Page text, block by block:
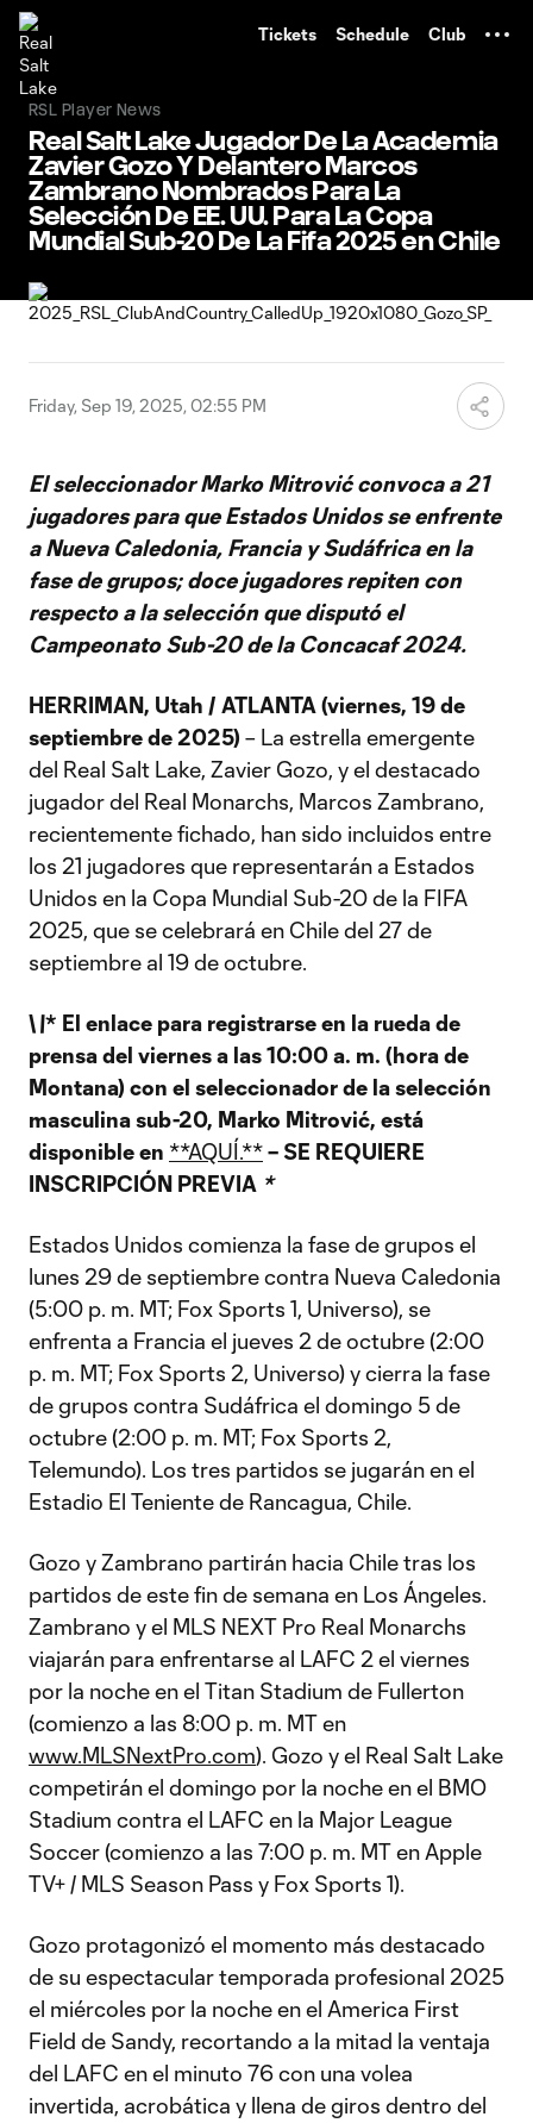
Tickets Schedule Club
RSL Player News
Real Salt Lake Jugador De La Academia
Zavier Gozo Y Delantero Marcos
Zambrano Nombrados Para La
Selección De EE. UU. Para La Copa
Mundial Sub-20 De La Fifa 2025 en Chile
Friday, Sep 19, 2025, 02:55 PM
El seleccionador Marko Mitrović convoca a 21
jugadores para que Estados Unidos se enfrente
a Nueva Caledonia, Francia y Sudáfrica en la
fase de grupos; doce jugadores repiten con
respecto a la selección que disputó el
Campeonato Sub-20 de la Concacaf 2024.
HERRIMAN, Utah / ATLANTA (viernes, 19 de
septiembre de 2025) – La estrella emergente
del Real Salt Lake, Zavier Gozo, y el destacado
jugador del Real Monarchs, Marcos Zambrano,
recientemente fichado, han sido incluidos entre
los 21 jugadores que representarán a Estados
Unidos en la Copa Mundial Sub-20 de la FIFA
2025, que se celebrará en Chile del 27 de
septiembre al 19 de octubre.
\\* El enlace para registrarse en la rueda de
prensa del viernes a las 10:00 a. m. (hora de
Montana) con el seleccionador de la selección
masculina sub-20, Marko Mitrović, está
disponible en **AQUÍ.**– SE REQUIERE
INSCRIPCIÓN PREVIA *
Estados Unidos comienza la fase de grupos el
lunes 29 de septiembre contra Nueva Caledonia
(5:00 p. m. MT; Fox Sports 1, Universo), se
enfrenta a Francia el jueves 2 de octubre (2:00
p. m. MT; Fox Sports 2, Universo) y cierra la fase
de grupos contra Sudáfrica el domingo 5 de
octubre (2:00 p. m. MT; Fox Sports 2,
Telemundo). Los tres partidos se jugarán en el
Estadio El Teniente de Rancagua, Chile.
Gozo y Zambrano partirán hacia Chile tras los
partidos de este fin de semana en Los Ángeles.
Zambrano y el MLS NEXT Pro Real Monarchs
viajarán para enfrentarse al LAFC 2 el viernes
por la noche en el Titan Stadium de Fullerton
(comienzo a las 8:00 p. m. MT en
www.MLSNextPro.com). Gozo y el Real Salt Lake
competirán el domingo por la noche en el BMO
Stadium contra el LAFC en la Major League
Soccer (comienzo a las 7:00 p. m. MT en Apple
TV+ / MLS Season Pass y Fox Sports 1).
Gozo protagonizó el momento más destacado
de su espectacular temporada profesional 2025
el miércoles por la noche en el America First
Field de Sandy, recortando a la mitad la ventaja
del LAFC en el minuto 76 con una volea
invertida, acrobática y llena de giros dentro del